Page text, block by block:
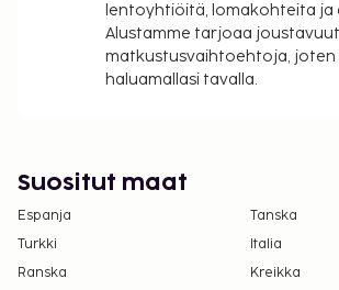
lentoyhtiöitä, lomakohteita
Alustamme tarjoaa
matkustusvaihtoehtoja, joten
haluamallasi tavalla.
Suositut maat
Espanja
Tanska
Turkki
Italia
Ranska
Kreikka